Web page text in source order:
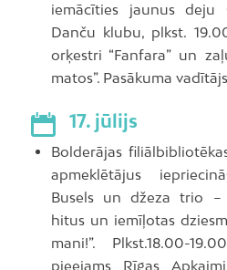
iemācīties jaunus
Danču klubu, plkst.
orķestri “Fanfara” un
matos”. Pasākuma
17. jūlijs
Bolderājas
apmeklētājus
Busels un džeza trio –
hitus un iemīļotas
mani!”. Plkst.18.00-
pieejams Rīgas